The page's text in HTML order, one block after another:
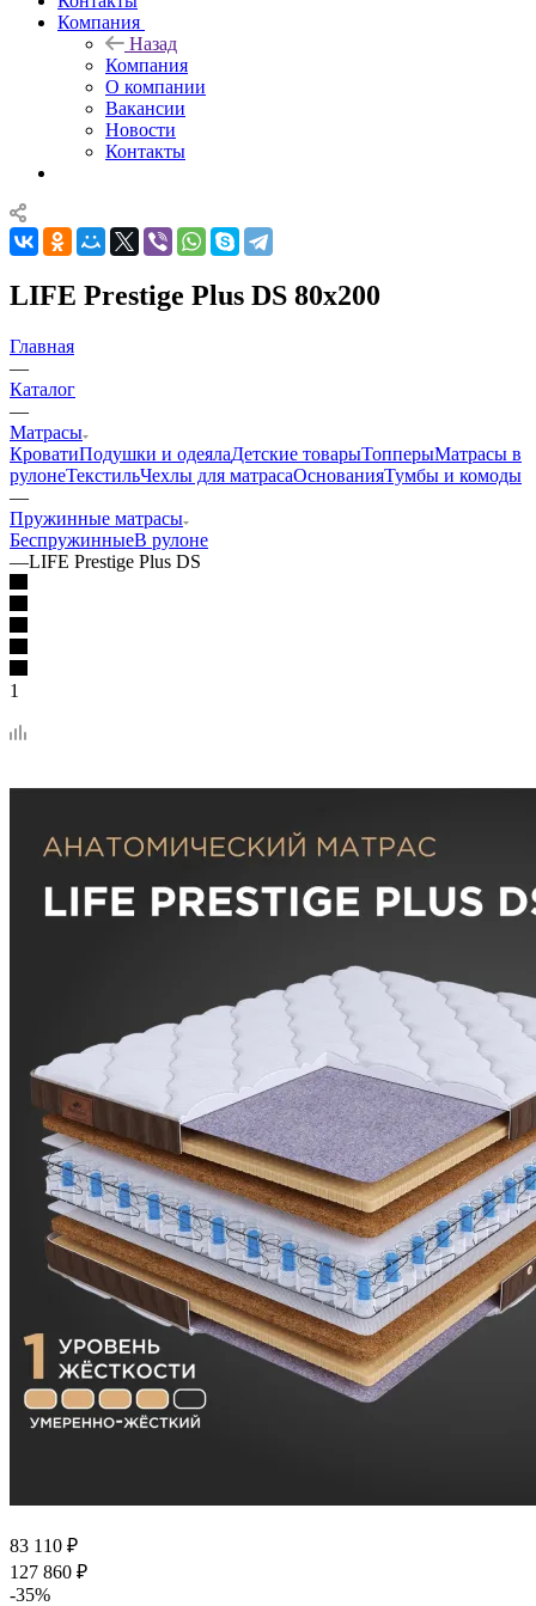
Компания
Назад
Компания
О компании
Вакансии
Новости
Контакты
LIFE Prestige Plus DS 80x200
Главная
—
Каталог
—
Матрасы
КроватиПодушки и одеялаДетские товарыТопперыМатрасы в
рулонеТекстильЧехлы для матрасаОснованияТумбы и комоды
—
Пружинные матрасы
БеспружинныеВ рулоне
—LIFE Prestige Plus DS
1
83 110 ₽
127 860 ₽
-35%